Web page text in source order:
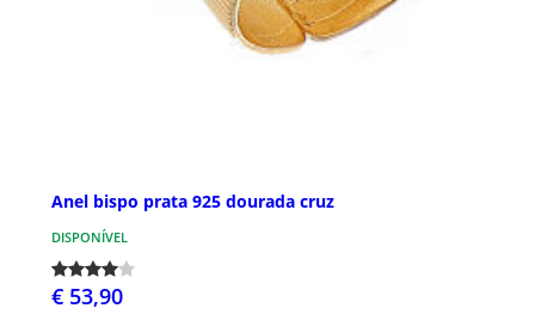
Anel bispo prata 925 dourada cruz
DISPONÍVEL
€ 53,90